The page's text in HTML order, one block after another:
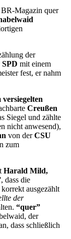
BR-Magazin quer
der
mit einem
fest, er nahm
versiegelten
Creußen
Siegel und zählte
nicht anwesend),
von derCSU
zum
Harald Mild,
, dass die
ausgezählt
der
“quer”
der
dass schließlich